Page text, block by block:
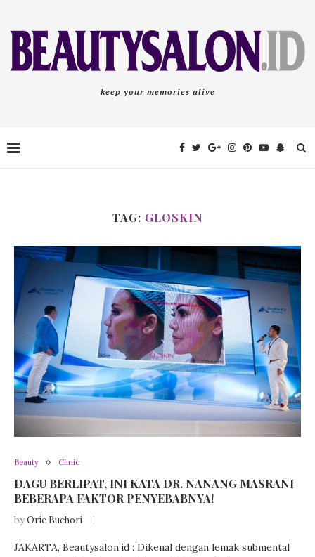
keep your memories alive
TAG: GLOSKIN
Beauty Clinic
DAGU BERLIPAT, INI KATA DR. NANANG MASRANI
BEBERAPA FAKTOR PENYEBABNYA!
byOrie Buchori
JAKARTA, Beautysalon.id : Dikenal dengan lemak submental